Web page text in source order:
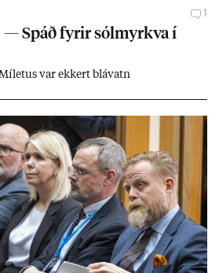
1
— Spáð fyr­ir sól­myrkva í
var ekk­ert blá­vatn